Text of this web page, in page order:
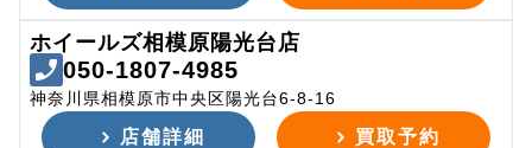
ホイールズ相模原陽光台店
050-1807-4985
神奈川県相模原市中央区陽光台6-8-16
店舗詳細 買取予約